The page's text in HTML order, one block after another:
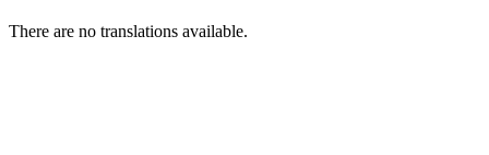
There are no translations available.